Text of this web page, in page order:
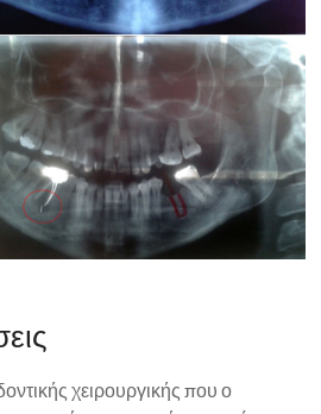
χειρουργικής που ο